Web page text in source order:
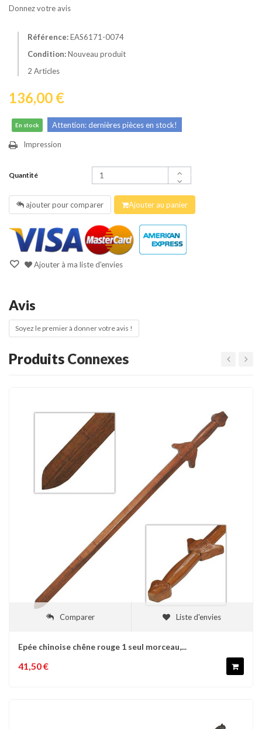
Donnez votre avis
Référence:EAS6171-0074
Condition:Nouveau produit
2 Articles
136,00 €
En stock Attention: dernières pièces en stock!
Impression
Quantité
ajouter pour comparer Ajouter au panier
Ajouter à ma liste d'envies
Avis
Soyez le premier à donner votre avis !
Produits Connexes
Comparer Liste d'envies
Epée chinoise chêne rouge 1 seul morceau,...
41,50 €